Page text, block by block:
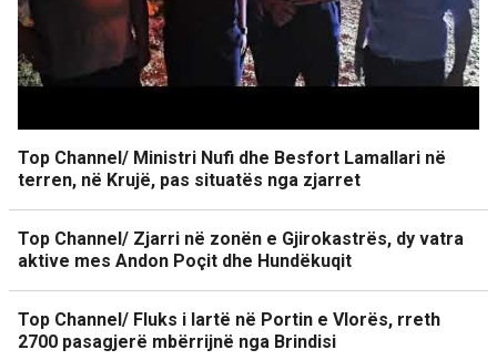
Top Channel/ Ministri Nufi dhe Besfort Lamallari në
terren, në Krujë, pas situatës nga zjarret
Top Channel/ Zjarri në zonën e Gjirokastrës, dy vatra
aktive mes Andon Poçit dhe Hundëkuqit
Top Channel/ Fluks i lartë në Portin e Vlorës, rreth
2700 pasagjerë mbërrijnë nga Brindisi